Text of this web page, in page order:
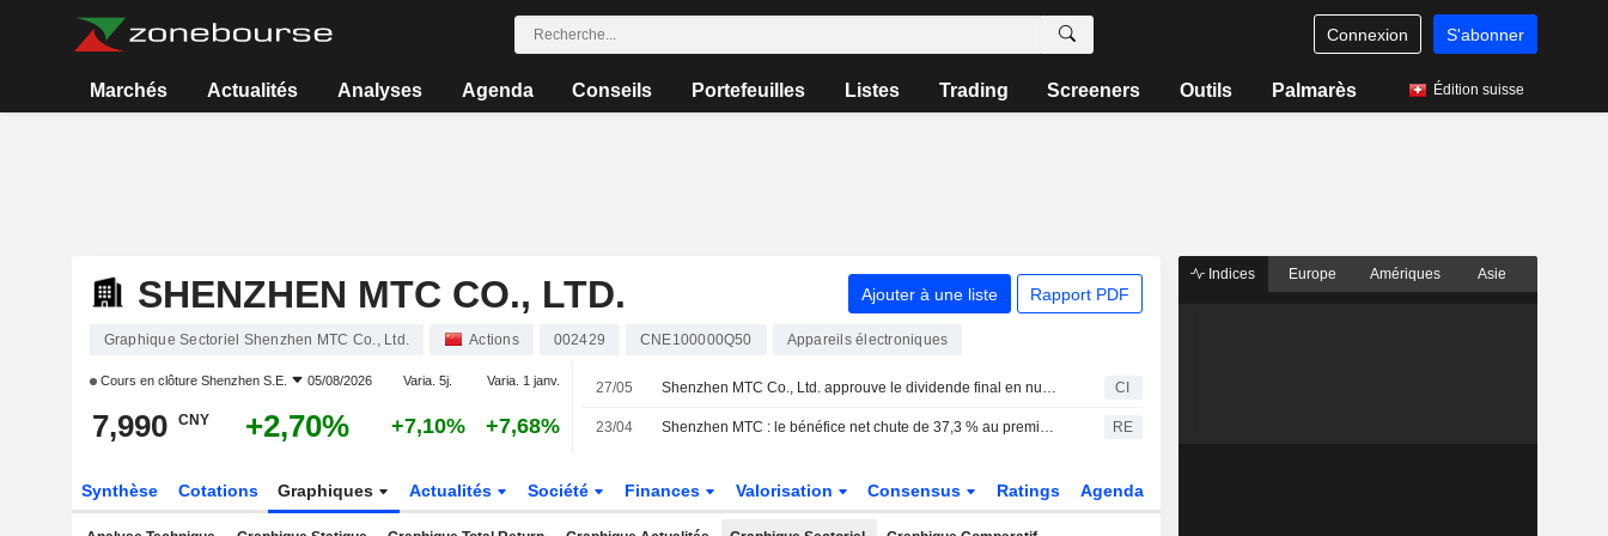
Connexion S'abonner
Marchés Actualités Analyses Agenda Conseils Portefeuilles Listes Trading Screeners Outils Palmarès Édition suisse
SHENZHEN MTC CO., LTD. Ajouter à une liste Rapport PDF
Graphique Sectoriel Shenzhen MTC Co., Ltd. Actions 002429 CNE100000Q50 Appareils électroniques
Cours en clôture Shenzhen S.E. 05/08/2026 Varia. 5j. Varia. 1 janv.
7,990 CNY +2,70% +7,10% +7,68%
27/05 Shenzhen MTC Co., Ltd. approuve le dividende final en numéraire sur les actions A pour l'exercice 2025, payable le 3 juin 2026 CI
23/04 Shenzhen MTC : le bénéfice net chute de 37,3 % au premier trimestre RE
Synthèse Cotations Graphiques Actualités Société Finances Valorisation Consensus Ratings Agenda
Indices Europe Amériques Asie